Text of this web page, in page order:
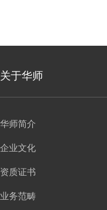
关于华师
华师简介
企业文化
资质证书
业务范畴